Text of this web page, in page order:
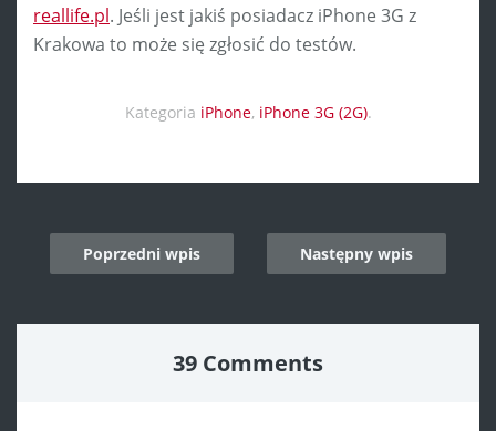
reallife.pl. Jeśli jest jakiś posiadacz iPhone 3G z
Krakowa to może się zgłosić do testów.
Kategoria iPhone, iPhone 3G (2G).
Post
navigation
Poprzedni wpis Następny wpis
39 Comments